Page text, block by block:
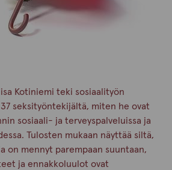
Kotiniemi teki sosiaalityön
37 seksityöntekijältä, miten he ovat
sosiaali- ja terveyspalveluissa ja
Tulosten mukaan näyttää siltä,
on mennyt parempaan suuntaan,
ja ennakkoluulot ovat